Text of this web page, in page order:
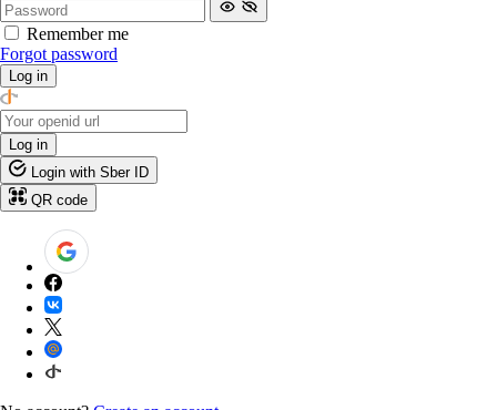
Remember me
Forgot password
Log in
Log in
Login with Sber ID
QR code